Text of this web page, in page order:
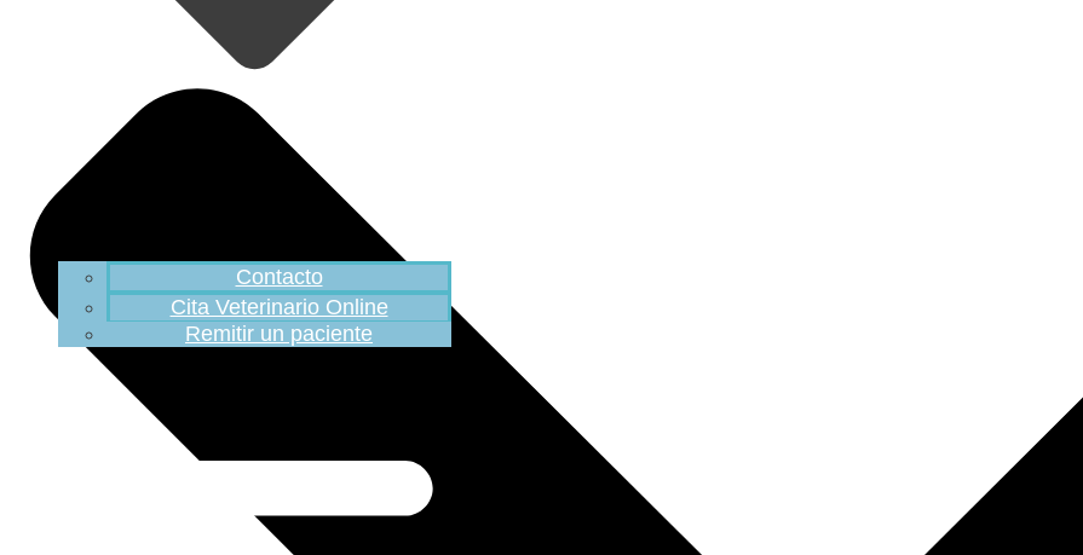
Contacto
Cita Veterinario Online
Remitir un paciente